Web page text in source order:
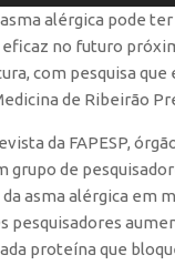
USP
Inter-USP
alérgica pode
no futuro
com pesquisa
de Ribeirão
da FAPESP,
grupo de
asma alérgica em
pesquisadores
proteína que